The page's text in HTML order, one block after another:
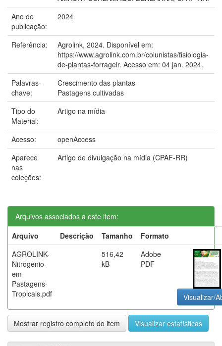
Ano de
publicação:
2024
Referência:
Agrolink, 2024. Disponível em:
https://www.agrolink.com.br/colunistas/fisiologia-
de-plantas-forrageir. Acesso em: 04 jan. 2024.
Palavras-
chave:
Crescimento das plantas
Pastagens cultivadas
Tipo do
Material:
Artigo na mídia
Acesso:
openAccess
Aparece
nas
coleções:
Artigo de divulgação na mídia (CPAF-RR)
Arquivos associados a este item:
Arquivo
Descrição Tamanho
Formato
AGROLINK-
Nitrogenio-
em-
Pastagens-
Tropicais.pdf
516,42
kB
Adobe
PDF
Visualizar/
Mostrar registro completo do item Visualizar estatísticas